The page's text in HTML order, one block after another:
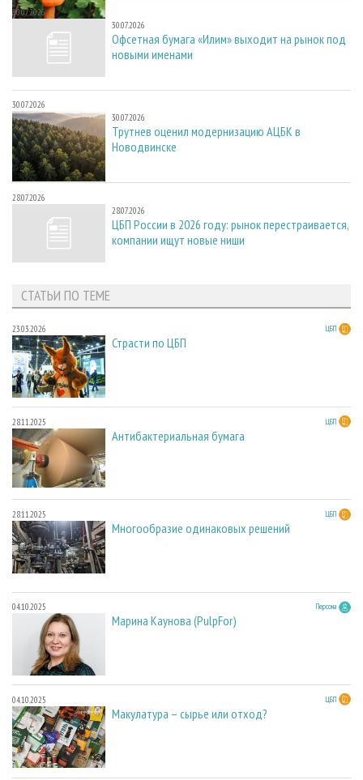
30.07.2026
30.07.2026
Офсетная бумага «Илим» выходит на рынок под
новыми именами
30.07.2026
30.07.2026
Трутнев оценил модернизацию АЦБК в
Новодвинске
28.07.2026
28.07.2026
ЦБП России в 2026 году: рынок перестраивается,
компании ищут новые ниши
СТАТЬИ ПО ТЕМЕ
23.03.2026 ЦБП
Страсти по ЦБП
28.11.2025 ЦБП
Антибактериальная бумага
28.11.2025 ЦБП
Многообразие одинаковых решений
04.10.2025 Персона
Марина Каунова (PulpFor)
04.10.2025 ЦБП
Макулатура – сырье или отход?